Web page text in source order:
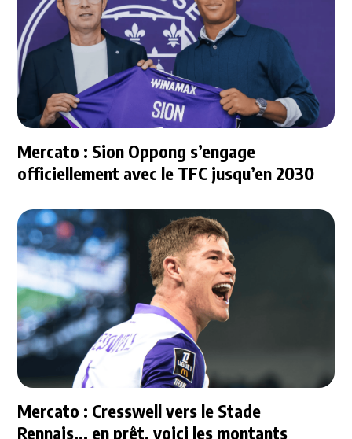
Mercato : Sion Oppong s’engage
officiellement avec le TFC jusqu’en 2030
Mercato : Cresswell vers le Stade
Rennais... en prêt, voici les montants